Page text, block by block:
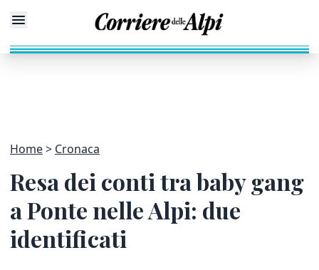
Home Cronaca
Resa dei conti tra baby gang
a Ponte nelle Alpi: due
identificati